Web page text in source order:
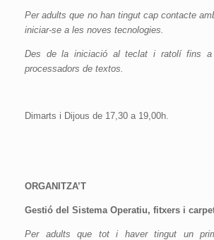
Per adults que no han tingut cap contacte
iniciar-se a les noves tecnologies.
Des de la iniciació al teclat i ratolí fins a
processadors de textos.
Dimarts i Dijous de 17,30 a 19,00h.
ORGANITZA’T
Gestió del Sistema Operatiu, fitxers i
Per adults que tot i haver tingut un